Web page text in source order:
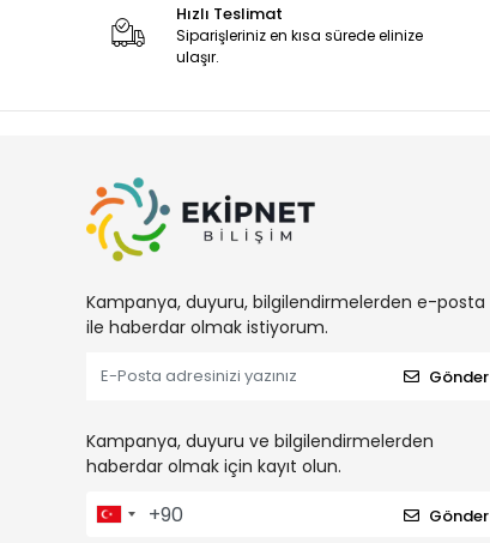
Hızlı Teslimat
Siparişleriniz en kısa sürede elinize
ulaşır.
Kampanya, duyuru, bilgilendirmelerden e-posta
ile haberdar olmak istiyorum.
Gönder
Kampanya, duyuru ve bilgilendirmelerden
haberdar olmak için kayıt olun.
Gönder